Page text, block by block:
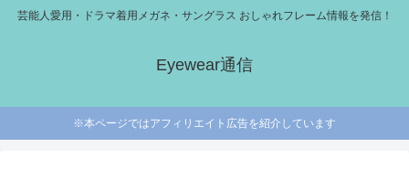
芸能人愛用・ドラマ着用メガネ・サングラス おしゃれフレーム情報を発信！
Eyewear通信
※本ページではアフィリエイト広告を紹介しています